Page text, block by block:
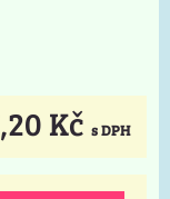
Kč s DPH